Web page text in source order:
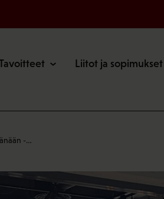
Liitot ja sopimukset
-…